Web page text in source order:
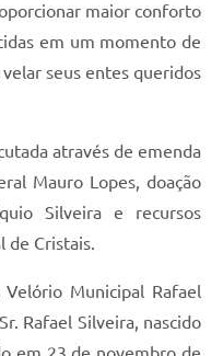
maior conforto
em um momento de
seus entes queridos
através de emenda
Mauro Lopes, doação
Silveira e recursos
Cristais.
Municipal Rafael
Rafael Silveira, nascido